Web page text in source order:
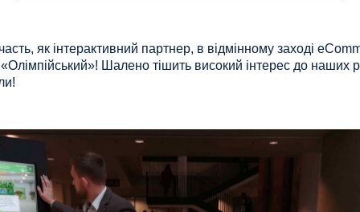
як інтерактивний партнер, в відмінному заході
Шалено тішить високий інтерес до наших